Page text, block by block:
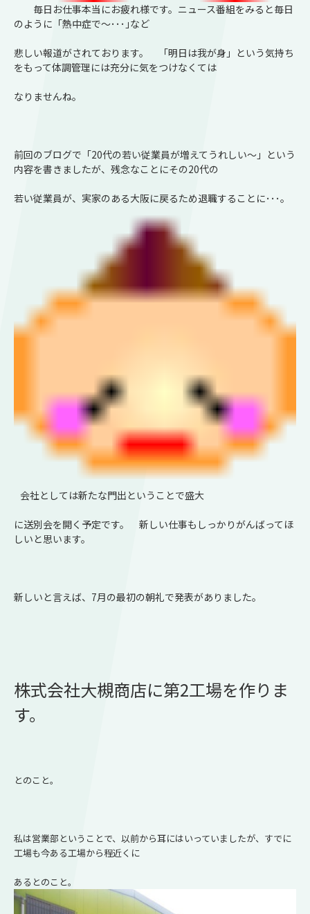
毎日お仕事本当にお疲れ様です。ニュース番組をみると毎日
のように「熱中症で～･･･｣など
悲しい報道がされております。 「明日は我が身」という気持ち
をもって体調管理には充分に気をつけなくては
なりませんね。
前回のブログで「20代の若い従業員が増えてうれしい～」という
内容を書きましたが、残念なことにその20代の
若い従業員が、実家のある大阪に戻るため退職することに･･･｡
会社としては新たな門出ということで盛大
に送別会を開く予定です。 新しい仕事もしっかりがんばってほ
しいと思います。
新しいと言えば、7月の最初の朝礼で発表がありました。
株式会社大槻商店に第2工場を作りま
す。
とのこと。
私は営業部ということで、以前から耳にはいっていましたが、すでに
工場も今ある工場から程近くに
あるとのこと。